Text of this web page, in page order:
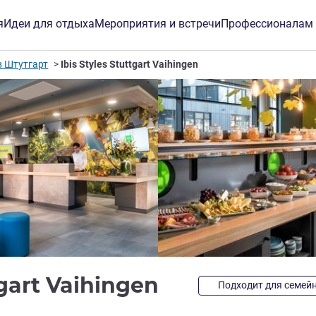
Идеи для отдыхаМероприятия и встречиПрофессионалам
Штутгарт Ibis Styles Stuttgart Vaihingen
Vaihingen 3 звезды
Подходит для
ALL)